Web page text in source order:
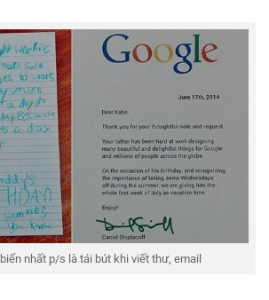
nhất p/s là tái bút khi viết thư, email